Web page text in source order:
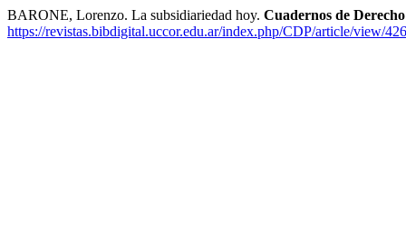
BARONE, Lorenzo. La subsidiariedad hoy. Cuadernos de
https://revistas.bibdigital.uccor.edu.ar/index.php/CDP/article/view/